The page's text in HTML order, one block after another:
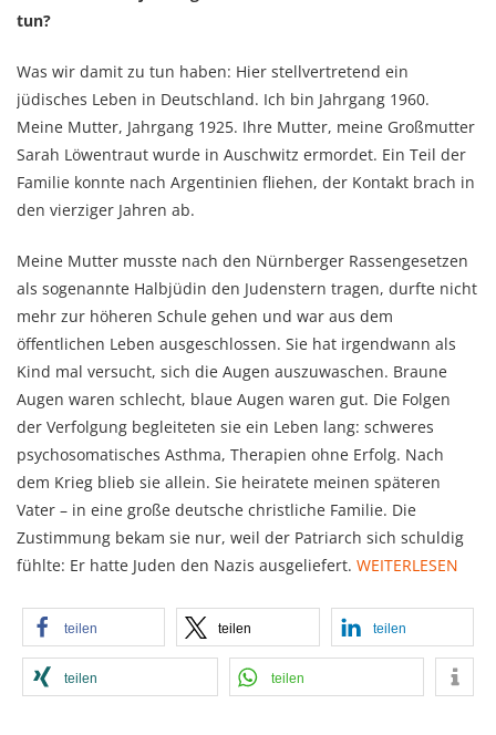
tun?
Was wir damit zu tun haben: Hier stellvertretend ein
jüdisches Leben in Deutschland. Ich bin Jahrgang 1960.
Meine Mutter, Jahrgang 1925. Ihre Mutter, meine Großmutter
Sarah Löwentraut wurde in Auschwitz ermordet. Ein Teil der
Familie konnte nach Argentinien fliehen, der Kontakt brach in
den vierziger Jahren ab.
Meine Mutter musste nach den Nürnberger Rassengesetzen
als sogenannte Halbjüdin den Judenstern tragen, durfte nicht
mehr zur höheren Schule gehen und war aus dem
öffentlichen Leben ausgeschlossen. Sie hat irgendwann als
Kind mal versucht, sich die Augen auszuwaschen. Braune
Augen waren schlecht, blaue Augen waren gut. Die Folgen
der Verfolgung begleiteten sie ein Leben lang: schweres
psychosomatisches Asthma, Therapien ohne Erfolg. Nach
dem Krieg blieb sie allein. Sie heiratete meinen späteren
Vater – in eine große deutsche christliche Familie. Die
Zustimmung bekam sie nur, weil der Patriarch sich schuldig
fühlte: Er hatte Juden den Nazis ausgeliefert. WEITERLESEN
teilen teilen teilen
teilen teilen